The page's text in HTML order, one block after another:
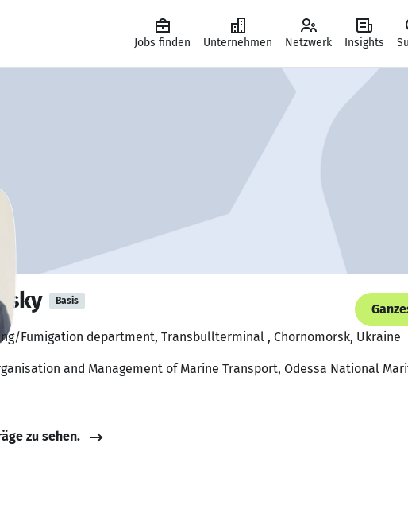
Jobs finden Unternehmen Netzwerk Insights
Basis
Fumigation department, Transbullterminal , Chornomorsk, Ukraine
and Management of Marine Transport, Odessa National
zu sehen.